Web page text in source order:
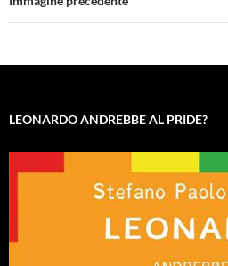
LEONARDO ANDREBBE AL PRIDE?